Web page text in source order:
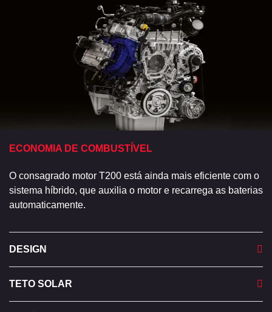
ECONOMIA DE COMBUSTÍVEL
O consagrado motor T200 está ainda mais eficiente com o
sistema híbrido, que auxilia o motor e recarrega as baterias
automaticamente.
DESIGN
TETO SOLAR